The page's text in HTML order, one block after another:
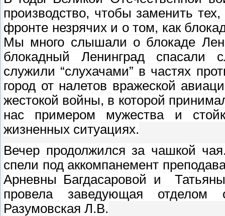
производство, чтобы заменить
фронте незрячих и о том, как
Мы много слышали о блокаде
блокадный Ленинград спасали
служили “слухачами” в ча­стях
город от налетов вражеской
жестокой войны, в которой
нас примером мужества и
жизненных ситуациях.
Вечер продолжился за чашкой
спели под аккомпанемент
Арневны Багдасаровой и
провела заведующая отделом
Разумовская Л.В.